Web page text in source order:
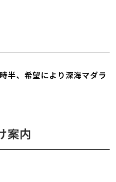
半、希望により深海マダラ
案内